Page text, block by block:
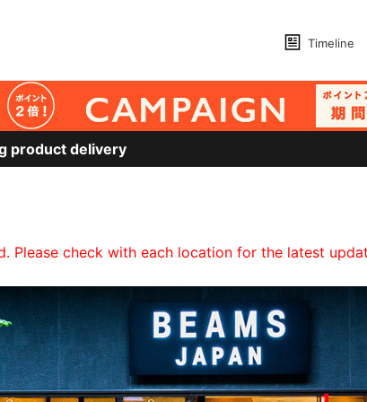
Timeline
product delivery
Please check with each location for the latest